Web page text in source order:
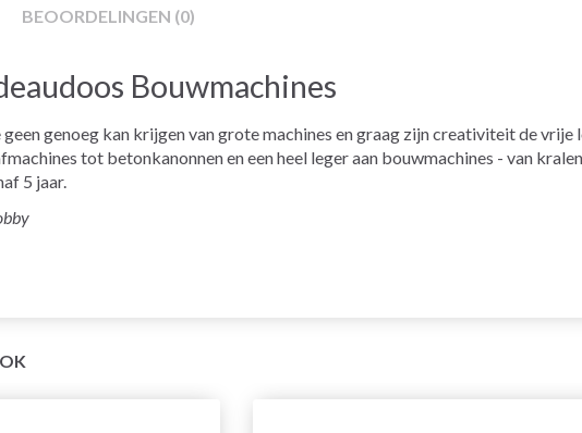
BEOORDELINGEN (0)
Bouwmachines
geen genoeg kan krijgen van grote machines en graag zijn creativiteit de
tot betonkanonnen en een heel leger aan bouwmachines - van
5 jaar.